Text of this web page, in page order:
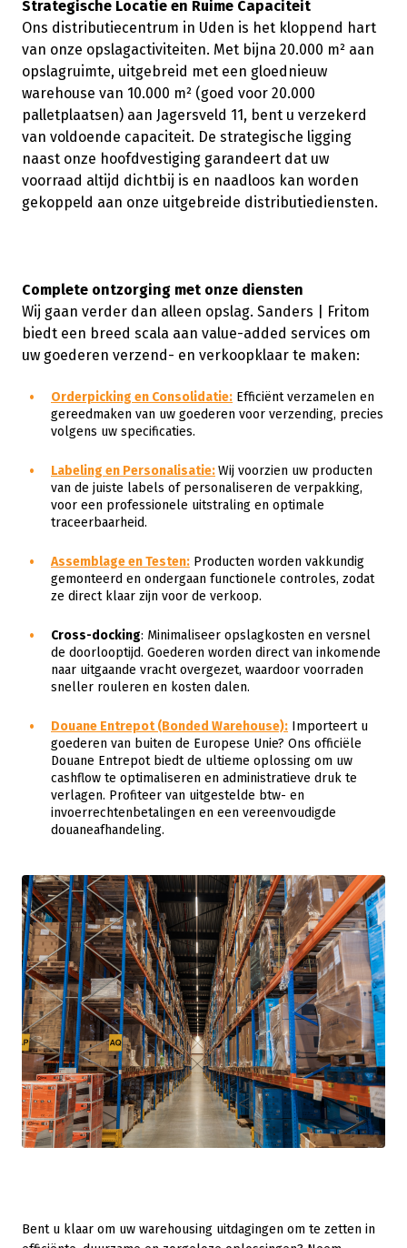
Strategische Locatie en Ruime Capaciteit
Ons distributiecentrum in Uden is het kloppend hart
van onze opslagactiviteiten. Met bijna 20.000 m² aan
opslagruimte, uitgebreid met een gloednieuw
warehouse van 10.000 m² (goed voor 20.000
palletplaatsen) aan Jagersveld 11, bent u verzekerd
van voldoende capaciteit. De strategische ligging
naast onze hoofdvestiging garandeert dat uw
voorraad altijd dichtbij is en naadloos kan worden
gekoppeld aan onze uitgebreide distributiediensten.
Complete ontzorging met onze diensten
Wij gaan verder dan alleen opslag. Sanders | Fritom
biedt een breed scala aan value-added services om
uw goederen verzend- en verkoopklaar te maken:
Orderpicking en Consolidatie: Efficiënt verzamelen en
gereedmaken van uw goederen voor verzending, precies
volgens uw specificaties.
Labeling en Personalisatie:Wij voorzien uw producten
van de juiste labels of personaliseren de verpakking,
voor een professionele uitstraling en optimale
traceerbaarheid.
Assemblage en Testen: Producten worden vakkundig
gemonteerd en ondergaan functionele controles, zodat
ze direct klaar zijn voor de verkoop.
Cross-docking: Minimaliseer opslagkosten en versnel
de doorlooptijd. Goederen worden direct van inkomende
naar uitgaande vracht overgezet, waardoor voorraden
sneller rouleren en kosten dalen.
Douane Entrepot (Bonded Warehouse): Importeert u
goederen van buiten de Europese Unie? Ons officiële
Douane Entrepot biedt de ultieme oplossing om uw
cashflow te optimaliseren en administratieve druk te
verlagen. Profiteer van uitgestelde btw- en
invoerrechtenbetalingen en een vereenvoudigde
douaneafhandeling.
Bent u klaar om uw warehousing uitdagingen om te zetten in